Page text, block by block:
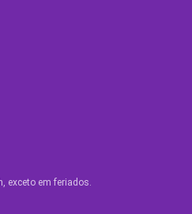
exceto em feriados.